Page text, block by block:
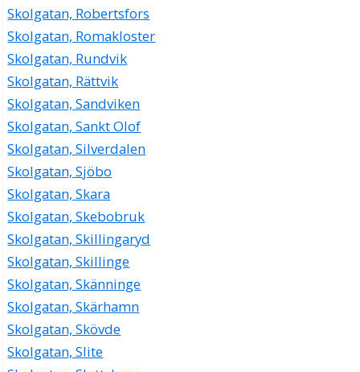
Skolgatan, Robertsfors
Skolgatan, Romakloster
Skolgatan, Rundvik
Skolgatan, Rättvik
Skolgatan, Sandviken
Skolgatan, Sankt Olof
Skolgatan, Silverdalen
Skolgatan, Sjöbo
Skolgatan, Skara
Skolgatan, Skebobruk
Skolgatan, Skillingaryd
Skolgatan, Skillinge
Skolgatan, Skänninge
Skolgatan, Skärhamn
Skolgatan, Skövde
Skolgatan, Slite